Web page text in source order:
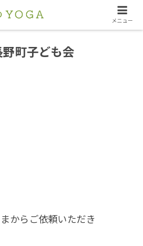
町子ども会
からご依頼いただき
メニュー